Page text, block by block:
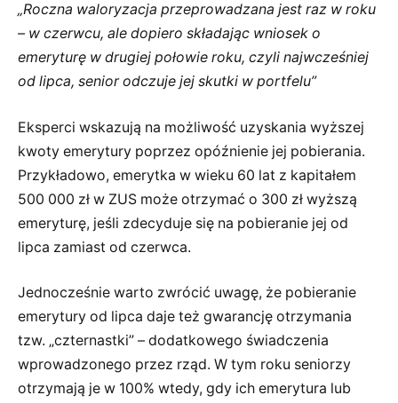
„Roczna waloryzacja przeprowadzana jest raz w roku
– w czerwcu, ale dopiero składając wniosek o
emeryturę w drugiej połowie roku, czyli najwcześniej
od lipca, senior odczuje jej skutki w portfelu”
Eksperci wskazują na możliwość uzyskania wyższej
kwoty emerytury poprzez opóźnienie jej pobierania.
Przykładowo, emerytka w wieku 60 lat z kapitałem
500 000 zł w ZUS może otrzymać o 300 zł wyższą
emeryturę, jeśli zdecyduje się na pobieranie jej od
lipca zamiast od czerwca.
Jednocześnie warto zwrócić uwagę, że pobieranie
emerytury od lipca daje też gwarancję otrzymania
tzw. „czternastki” – dodatkowego świadczenia
wprowadzonego przez rząd. W tym roku seniorzy
otrzymają je w 100% wtedy, gdy ich emerytura lub